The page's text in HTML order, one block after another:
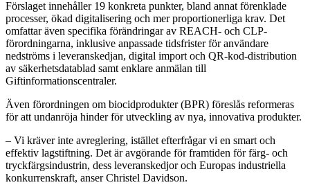
Förslaget innehåller 19 konkreta punkter, bland annat förenklade
processer, ökad digitalisering och mer proportionerliga krav. Det
omfattar även specifika förändringar av REACH- och CLP-
förordningarna, inklusive anpassade tidsfrister för användare
nedströms i leveranskedjan, digital import och QR-kod-distribution
av säkerhetsdatablad samt enklare anmälan till
Giftinformationscentraler.
Även förordningen om biocidprodukter (BPR) föreslås reformeras
för att undanröja hinder för utveckling av nya, innovativa produkter.
– Vi kräver inte avreglering, istället efterfrågar vi en smart och
effektiv lagstiftning. Det är avgörande för framtiden för färg- och
tryckfärgsindustrin, dess leveranskedjor och Europas industriella
konkurrenskraft, anser Christel Davidson.